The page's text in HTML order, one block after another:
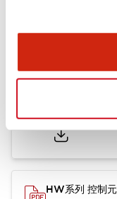
HW系列
HW系列 控制